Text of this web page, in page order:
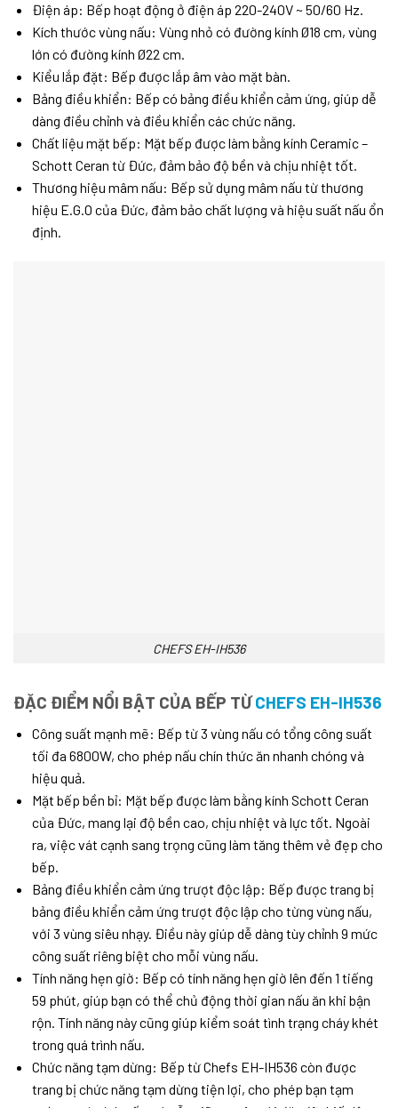
Điện áp: Bếp hoạt động ở điện áp 220-240V ~ 50/60 Hz.
Kích thước vùng nấu: Vùng nhỏ có đường kính Ø18 cm, vùng
lớn có đường kính Ø22 cm.
Kiểu lắp đặt: Bếp được lắp âm vào mặt bàn.
Bảng điều khiển: Bếp có bảng điều khiển cảm ứng, giúp dễ
dàng điều chỉnh và điều khiển các chức năng.
Chất liệu mặt bếp: Mặt bếp được làm bằng kính Ceramic –
Schott Ceran từ Đức, đảm bảo độ bền và chịu nhiệt tốt.
Thương hiệu mâm nấu: Bếp sử dụng mâm nấu từ thương
hiệu E.G.O của Đức, đảm bảo chất lượng và hiệu suất nấu ổn
định.
CHEFS EH-IH536
ĐẶC ĐIỂM NỔI BẬT CỦA BẾP TỪCHEFS EH-IH536
Công suất mạnh mẽ: Bếp từ 3 vùng nấu có tổng công suất
tối đa 6800W, cho phép nấu chín thức ăn nhanh chóng và
hiệu quả.
Mặt bếp bền bỉ: Mặt bếp được làm bằng kính Schott Ceran
của Đức, mang lại độ bền cao, chịu nhiệt và lực tốt. Ngoài
ra, việc vát cạnh sang trọng cũng làm tăng thêm vẻ đẹp cho
bếp.
Bảng điều khiển cảm ứng trượt độc lập: Bếp được trang bị
bảng điều khiển cảm ứng trượt độc lập cho từng vùng nấu,
với 3 vùng siêu nhạy. Điều này giúp dễ dàng tùy chỉnh 9 mức
công suất riêng biệt cho mỗi vùng nấu.
Tính năng hẹn giờ: Bếp có tính năng hẹn giờ lên đến 1 tiếng
59 phút, giúp bạn có thể chủ động thời gian nấu ăn khi bận
rộn. Tính năng này cũng giúp kiểm soát tình trạng cháy khét
trong quá trình nấu.
Chức năng tạm dừng: Bếp từ Chefs EH-IH536 còn được
trang bị chức năng tạm dừng tiện lợi, cho phép bạn tạm